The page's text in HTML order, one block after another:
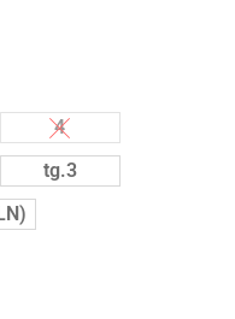
4
tg.3